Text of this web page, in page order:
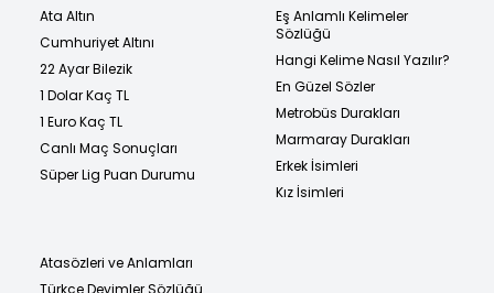
Ata Altın
Cumhuriyet Altını
22 Ayar Bilezik
1 Dolar Kaç TL
1 Euro Kaç TL
Canlı Maç Sonuçları
Süper Lig Puan Durumu
Eş Anlamlı Kelimeler
Sözlüğü
Hangi Kelime Nasıl Yazılır?
En Güzel Sözler
Metrobüs Durakları
Marmaray Durakları
Erkek İsimleri
Kız İsimleri
Atasözleri ve Anlamları
Türkçe Deyimler Sözlüğü